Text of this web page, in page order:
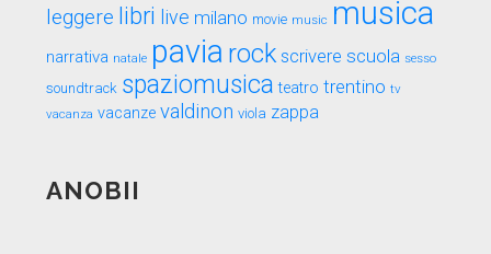
leggere libri live milano movie music musica
narrativa natale pavia rock scrivere scuola sesso
soundtrack spaziomusica teatro trentino tv
vacanza vacanze valdinon viola zappa
ANOBII